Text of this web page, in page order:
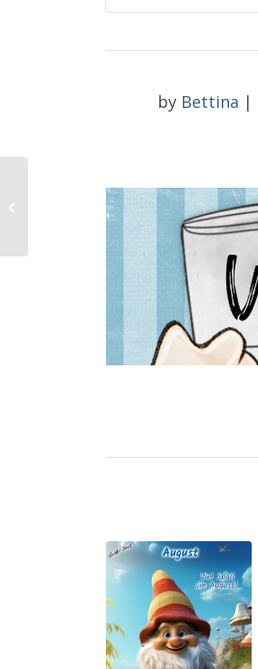
by Bettina |
Tag der Avocado